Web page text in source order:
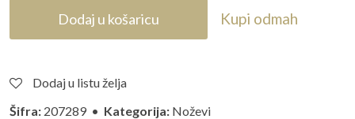
Dodaj u košaricu Kupi odmah
Dodaj u listu želja
Šifra: 207289 • Kategorija: Noževi